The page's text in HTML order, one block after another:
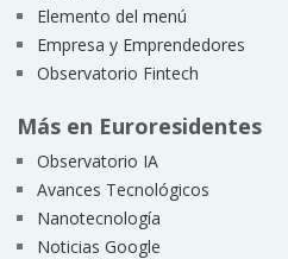
Elemento del menú
Empresa y Emprendedores
Observatorio Fintech
Más en Euroresidentes
Observatorio IA
Avances Tecnológicos
Nanotecnología
Noticias Google